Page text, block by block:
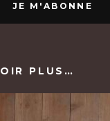
JE M'ABONNE
PLUS…